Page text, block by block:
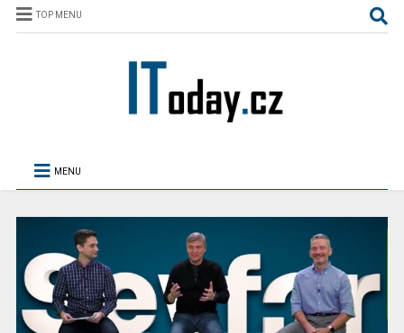
TOP MENU
MENU